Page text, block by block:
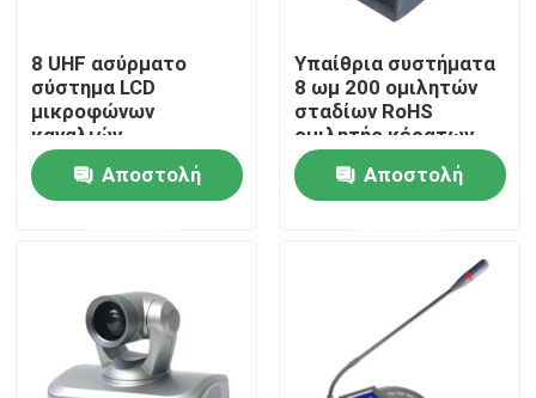
Ποιοτικός έλεγχος
Μας ελάτε σε επαφή με
Περιπτώσεις
Ενισχυτής συστημάτων PA
8 UHF ασύρματο
σύστημα LCD
μικροφώνων
καναλιών
Αποστολή
Υπαίθρια συστήματα
8 ωμ 200 ομιλητών
σταδίων RoHS
ομιλητής κέρατων
Watt PA
Αποστολή